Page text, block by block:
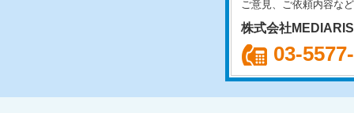
ご意見、ご依頼内容な
株式会社
03-